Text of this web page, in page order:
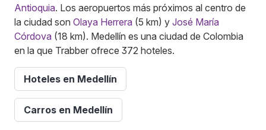
Antioquia. Los aeropuertos más próximos al centro de
la ciudad son Olaya Herrera (5 km) y José María
Córdova (18 km). Medellín es una ciudad de Colombia
en la que Trabber ofrece 372 hoteles.
Hoteles en Medellín
Carros en Medellín